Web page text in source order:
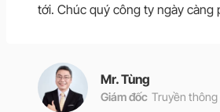
tới. Chúc quý công ty ngày càng
Mr. Tùng
Giám đốc Truyền thông